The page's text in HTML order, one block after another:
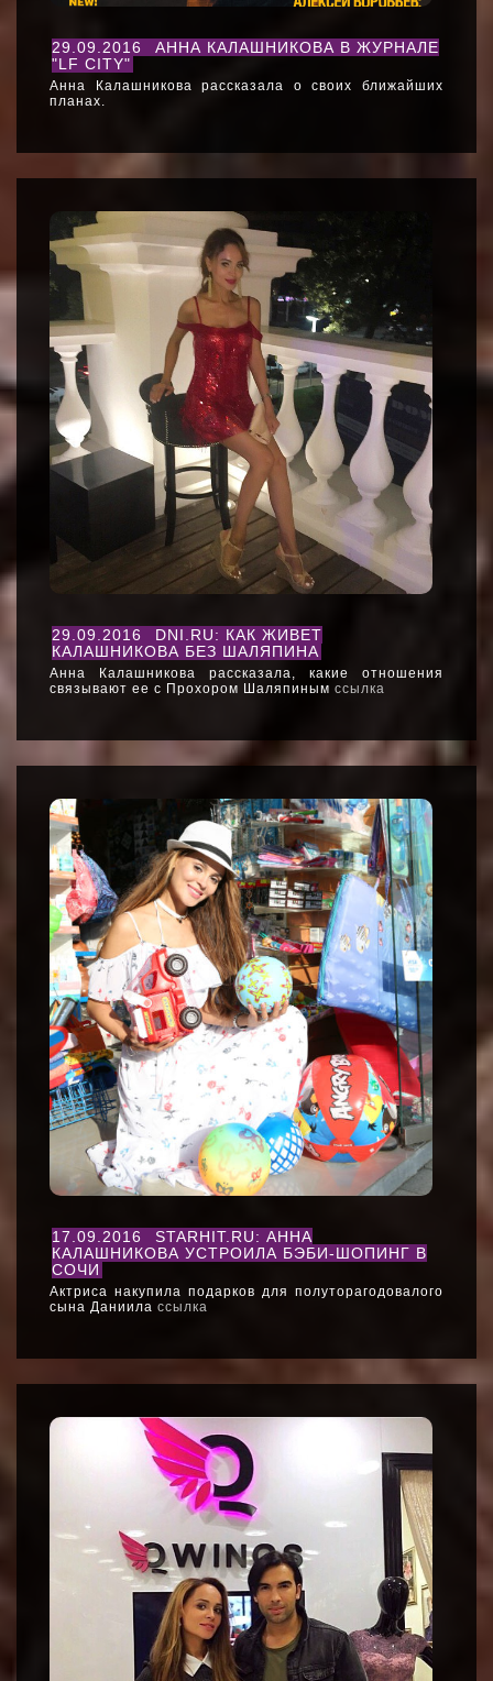
29.09.2016
АННА КАЛАШНИКОВА В ЖУРНАЛЕ
"LF CITY"
Анна Калашникова рассказала о своих ближайших
планах.
29.09.2016
DNI.RU: КАК ЖИВЕТ
КАЛАШНИКОВА БЕЗ ШАЛЯПИНА
Анна Калашникова рассказала, какие отношения
связывают ее с Прохором Шаляпиным ссылка
17.09.2016
STARHIT.RU: АННА
КАЛАШНИКОВА УСТРОИЛА БЭБИ-ШОПИНГ В
СОЧИ
Актриса накупила подарков для полуторагодовалого
сына Даниила ссылка